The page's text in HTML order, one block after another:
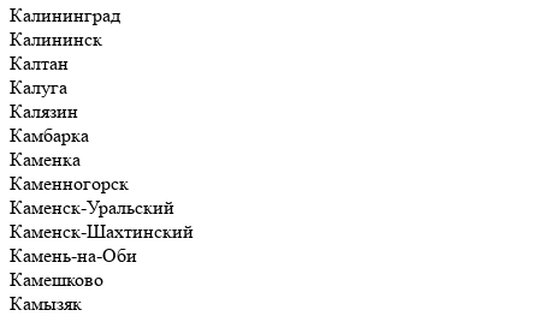
Калининград
Калининск
Калтан
Калуга
Калязин
Камбарка
Каменка
Каменногорск
Каменск-Уральский
Каменск-Шахтинский
Камень-на-Оби
Камешково
Камызяк